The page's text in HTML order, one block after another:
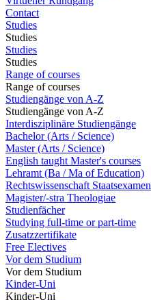
Contact
Studies
Studies
Studies
Studies
Range of courses
Range of courses
Studiengänge von A-Z
Studiengänge von A-Z
Interdisziplinäre Studiengänge
Bachelor (Arts / Science)
Master (Arts / Science)
English taught Master's courses
Lehramt (Ba / Ma of Education)
Rechtswissenschaft Staatsexamen
Magister/-stra Theologiae
Studienfächer
Studying full-time or part-time
Zusatzzertifikate
Free Electives
Vor dem Studium
Vor dem Studium
Kinder-Uni
Kinder-Uni